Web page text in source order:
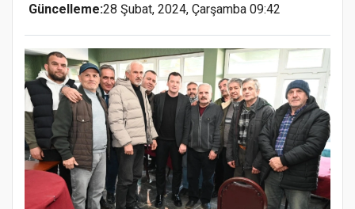
Güncelleme:28 Şubat, 2024, Çarşamba 09:42